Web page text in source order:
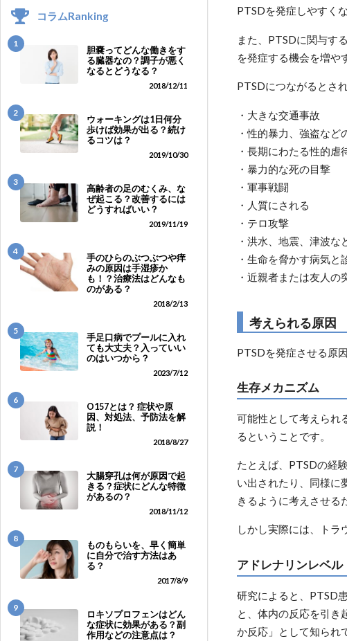
コラムRanking
1
胆嚢ってどんな働きをす
る臓器なの？調子が悪く
なるとどうなる？
2018/12/11
2
ウォーキングは1日何分
歩けば効果が出る？続け
るコツは？
2019/10/30
3
高齢者の足のむくみ、な
ぜ起こる？改善するには
どうすればいい？
2019/11/19
4
手のひらのぶつぶつや痒
みの原因は手湿疹か
も！？治療法はどんなも
のがある？
2018/2/13
5
手足口病でプールに入れ
ても大丈夫？入っていい
のはいつから？
2023/7/12
6
O157とは？ 症状や原
因、対処法、予防法を解
説！
2018/8/27
7
大腸穿孔は何が原因で起
きる？症状にどんな特徴
があるの？
2018/11/12
8
ものもらいを、早く簡単
に自分で治す方法はあ
る？
2017/8/9
9
ロキソプロフェンはどん
な症状に効果がある？副
作用などの注意点は？
PTSDを発症しやすく
また、PTSDに関与す
を発症する機会を増や
PTSDにつながるとさ
・大きな交通事故
・性的暴力、強盗など
・長期にわたる性的虐
・暴力的な死の目撃
・軍事戦闘
・人質にされる
・テロ攻撃
・洪水、地震、津波な
・生命を脅かす病気と
・近親者または友人の
考えられる原因
PTSDを発症させる原
生存メカニズム
可能性として考えられ
るということです。
たとえば、PTSDの経
い出されたり、同様に
きるように考えさせる
しかし実際には、トラ
アドレナリンレベル
研究によると、PTSD
と、体内の反応を引き
か反応」として知られ